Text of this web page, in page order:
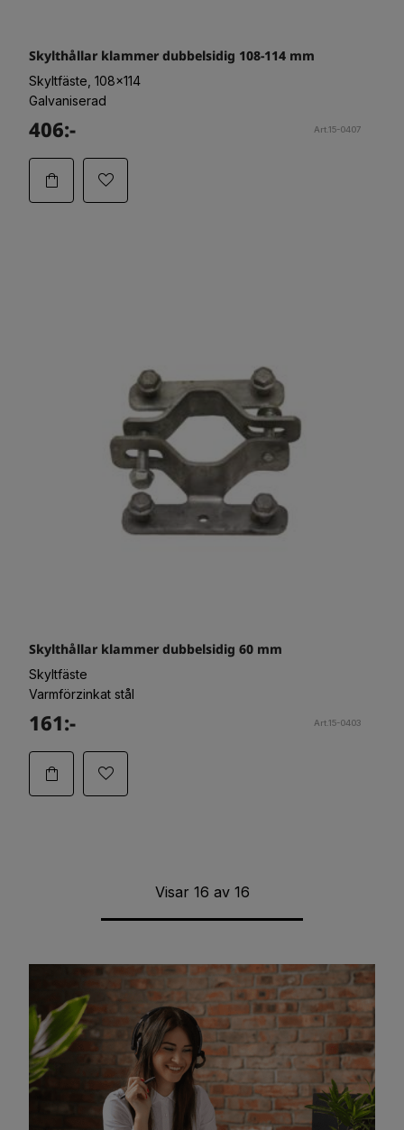
Skylthållar klammer dubbelsidig 108-114 mm
Skyltfäste, 108x114
Galvaniserad
406:- Art.15-0407
Skylthållar klammer dubbelsidig 60 mm
Skyltfäste
Varmförzinkat stål
161:- Art.15-0403
Visar 16 av 16